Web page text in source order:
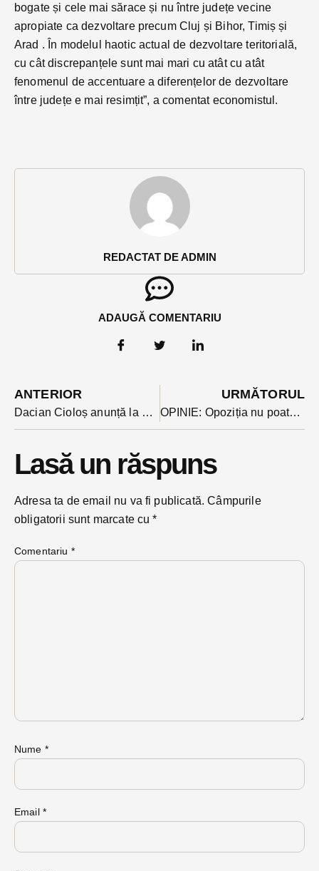
REDACTAT DE ADMIN
ADAUGĂ COMENTARIU
bogate și cele mai sărace și nu între județe vecine
apropiate ca dezvoltare precum Cluj și Bihor, Timiș și
Arad . În modelul haotic actual de dezvoltare teritorială,
cu cât discrepanțele sunt mai mari cu atât cu atât
fenomenul de accentuare a diferențelor de dezvoltare
între județe e mai resimțit”, a comentat economistul.
ANTERIOR
Dacian Cioloș anunță la USR înființarea unui ONG care să sprijine opoziția-vezi ce parlamentar bistrițean a participat la întâlnire
URMĂTORUL
OPINIE: Opoziția nu poate funcționa pe modelul Dragnea, domnule Oltean! Povestea cu succesori care să țină locul cald funcționează numai acolo
Lasă un răspuns
Adresa ta de email nu va fi publicată. Câmpurile
obligatorii sunt marcate cu*
Comentariu *
Nume *
Email *